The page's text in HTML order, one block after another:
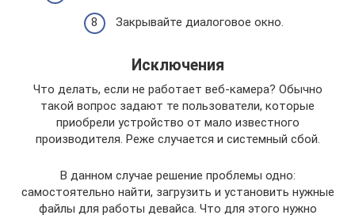
Закрывайте диалоговое окно.
Исключения
Что делать, если не работает веб-камера? Обычно
такой вопрос задают те пользователи, которые
приобрели устройство от мало известного
производителя. Реже случается и системный сбой.
В данном случае решение проблемы одно:
самостоятельно найти, загрузить и установить нужные
файлы для работы девайса. Что для этого нужно